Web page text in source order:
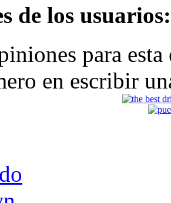
de los usuarios:
para esta
en escribir